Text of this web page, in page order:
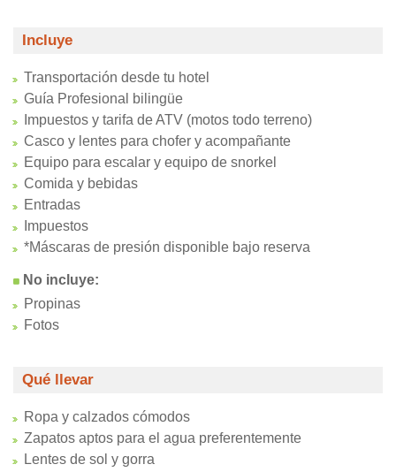
Incluye
Transportación desde tu hotel
Guía Profesional bilingüe
Impuestos y tarifa de ATV (motos todo terreno)
Casco y lentes para chofer y acompañante
Equipo para escalar y equipo de snorkel
Comida y bebidas
Entradas
Impuestos
*Máscaras de presión disponible bajo reserva
No incluye:
Propinas
Fotos
Qué llevar
Ropa y calzados cómodos
Zapatos aptos para el agua preferentemente
Lentes de sol y gorra